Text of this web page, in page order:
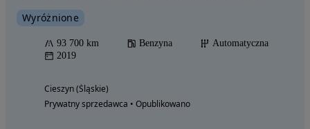
Wyróżnione
93 700 km Benzyna
Automatyczna
2019
Cieszyn (Śląskie)
Prywatny sprzedawca • Opublikowano